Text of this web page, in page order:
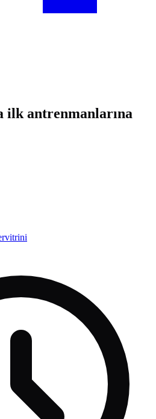
ilk antrenmanlarına